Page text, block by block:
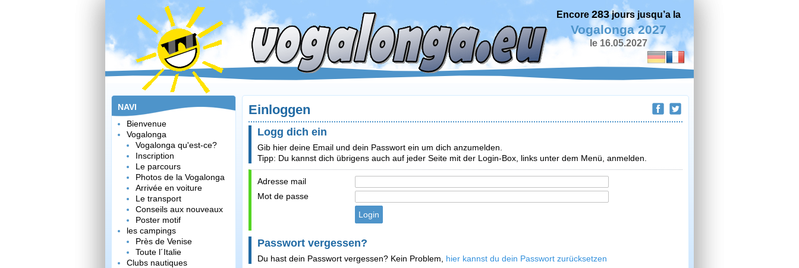
Encore 283jours jusqu’a la
Vogalonga 2027
le 16.05.2027
NAVI
Bienvenue
Vogalonga
Vogalonga qu'est-ce?
Inscription
Le parcours
Photos de la Vogalonga
Arrivée en voiture
Le transport
Conseils aux nouveaux
Poster motif
les campings
Près de Venise
Toute l´Italie
Clubs nautiques
Einloggen
Logg dich ein
Gib hier deine Email und dein Passwort ein um dich anzumelden.
Tipp: Du kannst dich übrigens auch auf jeder Seite mit der Login-Box, links unter dem Menü, anmelden.
Adresse mail
Mot de passe
Passwort vergessen?
Du hast dein Passwort vergessen? Kein Problem, hier kannst du dein Passwort zurücksetzen